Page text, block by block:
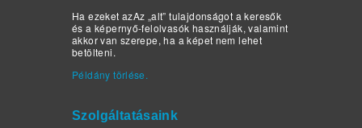
Ha ezeket azAz „alt” tulajdonságot a keresők
és a képernyő-felolvasók használják, valamint
akkor van szerepe, ha a képet nem lehet
betölteni.
Példány törlése.
Szolgáltatásaink